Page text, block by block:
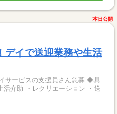
本日公開
デイで送迎業務や生活
ービスの支援員さん急募 ◆具
介助 ・レクリエーション ・送